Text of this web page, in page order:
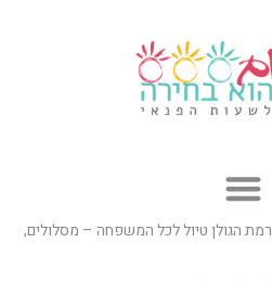
רמת הגולן טיול לכל המשפחה – מסלולים,